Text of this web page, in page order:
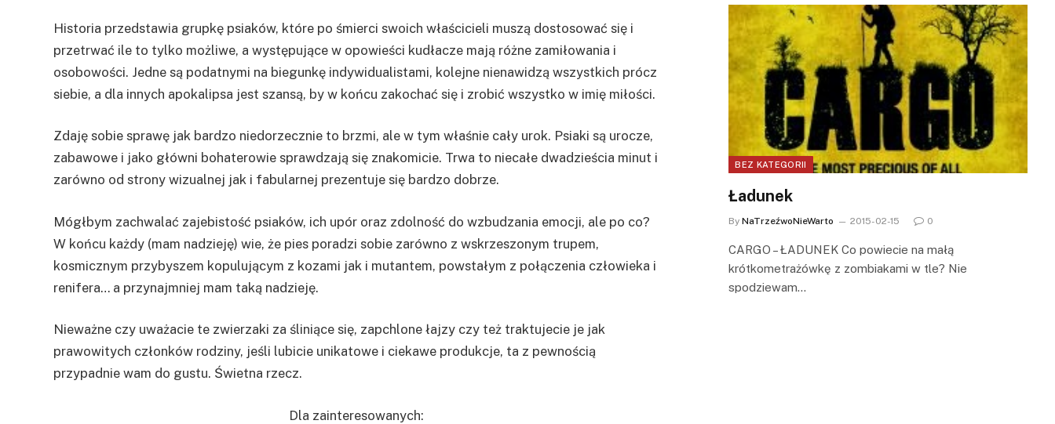
Historia przedstawia grupkę psiaków, które po śmierci swoich właścicieli muszą dostosować się i
przetrwać ile to tylko możliwe, a występujące w opowieści kudłacze mają różne zamiłowania i
osobowości. Jedne są podatnymi na biegunkę indywidualistami, kolejne nienawidzą wszystkich prócz
siebie, a dla innych apokalipsa jest szansą, by w końcu zakochać się i zrobić wszystko w imię miłości.
Zdaję sobie sprawę jak bardzo niedorzecznie to brzmi, ale w tym właśnie cały urok. Psiaki są urocze,
zabawowe i jako główni bohaterowie sprawdzają się znakomicie. Trwa to niecałe dwadzieścia minut i
zarówno od strony wizualnej jak i fabularnej prezentuje się bardzo dobrze.
Mógłbym zachwalać zajebistość psiaków, ich upór oraz zdolność do wzbudzania emocji, ale po co?
W końcu każdy (mam nadzieję) wie, że pies poradzi sobie zarówno z wskrzeszonym trupem,
kosmicznym przybyszem kopulującym z kozami jak i mutantem, powstałym z połączenia człowieka i
renifera… a przynajmniej mam taką nadzieję.
Nieważne czy uważacie te zwierzaki za śliniące się, zapchlone łajzy czy też traktujecie je jak
prawowitych członków rodziny, jeśli lubicie unikatowe i ciekawe produkcje, ta z pewnością
przypadnie wam do gustu. Świetna rzecz.
Dla zainteresowanych:
BEZ KATEGORII
Ładunek
By NaTrzeźwoNieWarto 2015-02-15 0
CARGO – ŁADUNEK Co powiecie na małą
krótkometrażówkę z zombiakami w tle? Nie
spodziewam…